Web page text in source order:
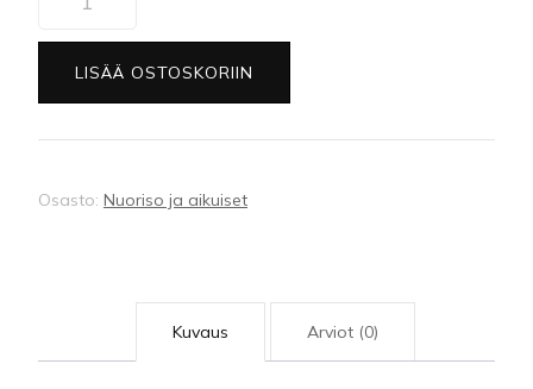
LISÄÄ OSTOSKORIIN
Osasto: Nuoriso ja aikuiset
Kuvaus Arviot (0)